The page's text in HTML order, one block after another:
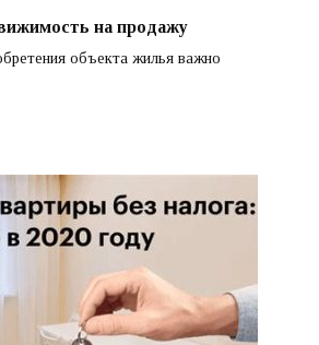
на продажу
объекта жилья важно